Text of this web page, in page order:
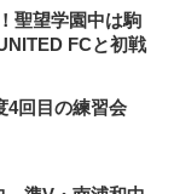
聖望学園中は駒
FCと初戦
4回目の練習会